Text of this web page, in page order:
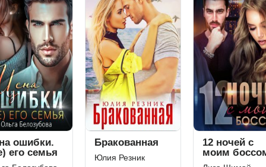
Бракованная
Юлия Резник
12 ночей с
моим боссом